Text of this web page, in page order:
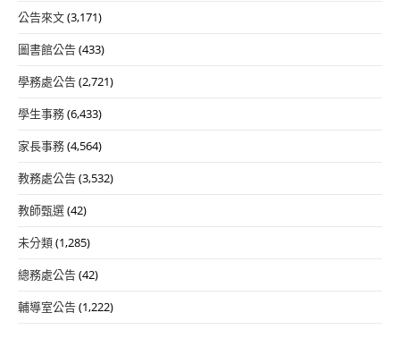
公告來文(3,171)
圖書館公告(433)
學務處公告(2,721)
學生事務(6,433)
家長事務(4,564)
教務處公告(3,532)
教師甄選(42)
未分類(1,285)
總務處公告(42)
輔導室公告(1,222)